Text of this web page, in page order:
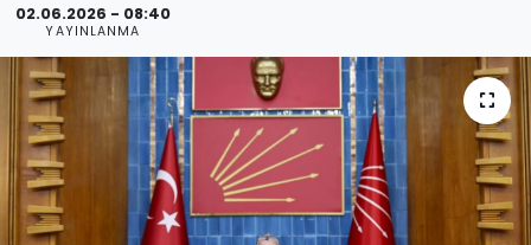
02.06.2026 - 08:40
YAYINLANMA